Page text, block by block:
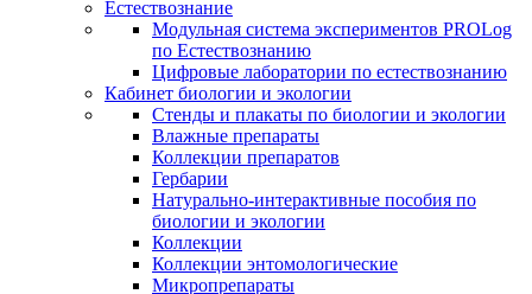
Естествознание
Модульная система экспериментов PROLog
по Естествознанию
Цифровые лаборатории по естествознанию
Кабинет биологии и экологии
Стенды и плакаты по биологии и экологии
Влажные препараты
Коллекции препаратов
Гербарии
Натурально-интерактивные пособия по
биологии и экологии
Коллекции
Коллекции энтомологические
Микропрепараты